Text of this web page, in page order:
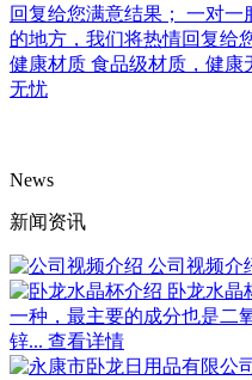
回复给您满意结果； 一对一
的地方，我们将热情回复给
健康材质 食品级材质，健康
无忧
News
新闻资讯
公司视频介
卧龙水晶
一种，最主要的成分也是二
锌... 查看详情